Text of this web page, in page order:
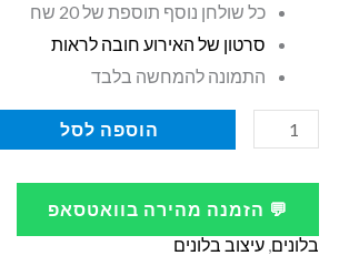
כל שולחן נוסף תוספת של 20 שח
סרטון של האירוע חובה לראות
התמונה להמחשה בלבד
כמות
בלונים
לברית
קשת
הוספה לסל
💬 הזמנה מהירה בוואטסאפ
בלונים,עיצוב בלונים